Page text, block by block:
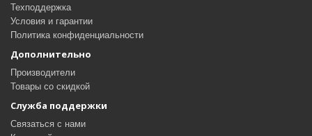
Техподдержка
Условия и гарантии
Политика конфиденциальности
Дополнительно
Производители
Товары со скидкой
Служба поддержки
Связаться с нами